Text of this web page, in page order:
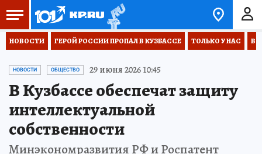
НОВОСТИ ГЕРОЙ РОССИИ ПРОПАЛ В КУЗБАССЕ ТОЛЬКО У НАС
НОВОСТИ ОБЩЕСТВО 29 июня 2026 10:45
В Кузбассе обеспечат защиту
интеллектуальной
собственности
Минэкономразвития РФ и Роспатент